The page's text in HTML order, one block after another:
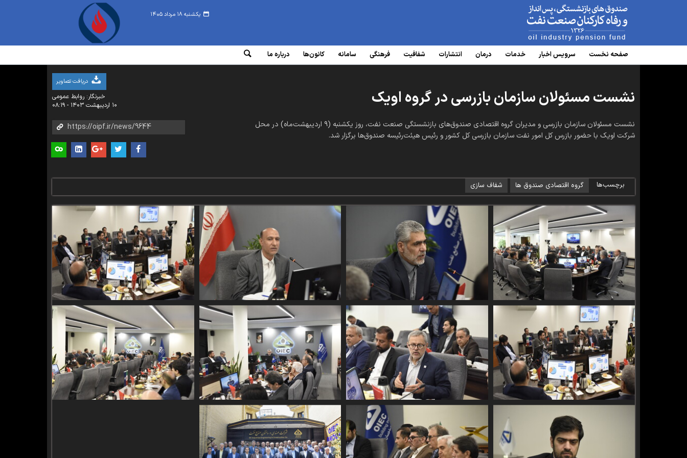
یکشنبه ۱۸ مرداد ۱۴۰۵ www.oipf.ir
صفحه نخست سرویس‌ اخبار خدمات درمان انتشارات شفافیت فرهنگی سامانه‌ کانون‌ها درباره ما
دریافت تصاویر
نشست مسئولان سازمان بازرسی در گروه اویک
نشست مسئولان سازمان بازرسی و مدیران گروه اقتصادی صندوق‌های بازنشستگی صنعت نفت، روز یکشنبه (۹ اردیبهشت‌ماه) در محل
شرکت اویک با حضور بازرس کل امور نفت سازمان بازرسی کل کشور و رئیس هیئت‌رئیسه صندوق‌ها برگزار شد.
خبرنگار: روابط عمومی
۱۰ اردیبهشت ۱۴۰۳ - ۰۸:۱۹
برچسب‌ها گروه اقتصادی صندوق ها شفاف سازی